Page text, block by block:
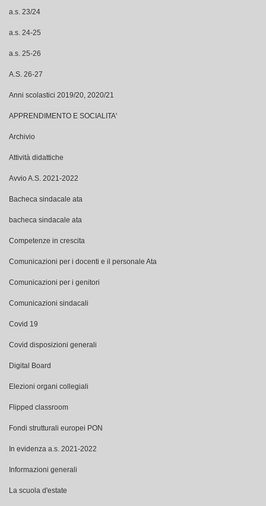
a.s. 23/24
a.s. 24-25
a.s. 25-26
A.S. 26-27
Anni scolastici 2019/20, 2020/21
APPRENDIMENTO E SOCIALITA'
Archivio
Attività didattiche
Avvio A.S. 2021-2022
Bacheca sindacale ata
bacheca sindacale ata
Competenze in crescita
Comunicazioni per i docenti e il personale Ata
Comunicazioni per i genitori
Comunicazioni sindacali
Covid 19
Covid disposizioni generali
Digital Board
Elezioni organi collegiali
Flipped classroom
Fondi strutturali europei PON
In evidenza a.s. 2021-2022
Informazioni generali
La scuola d'estate